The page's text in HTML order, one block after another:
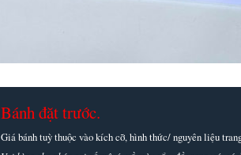
Bánh đặt trước.
Giá bánh tuỳ thuộc vào kích cỡ, hình thức/ nguyên liệu